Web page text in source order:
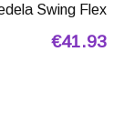
Swing Flex
€41.93